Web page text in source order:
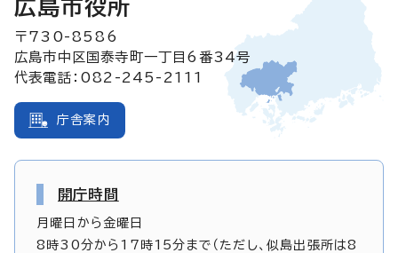
広島市役所
〒730-8586
広島市中区国泰寺町一丁目6番34号
代表電話：082-245-2111
庁舎案内
開庁時間
月曜日から金曜日
8時30分から17時15分まで（ただし、似島出張所は8